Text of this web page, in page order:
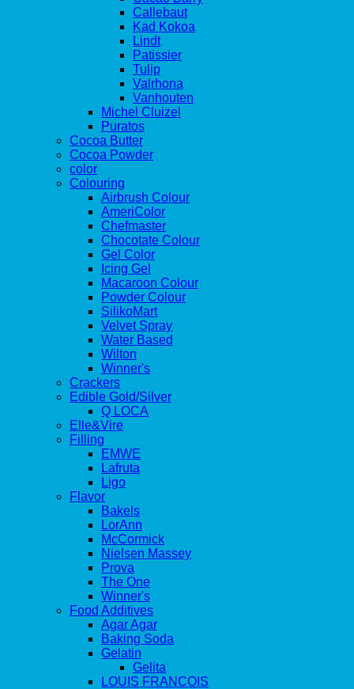
Callebaut
Kad Kokoa
Lindt
Patissier
Tulip
Valrhona
Vanhouten
Michel Cluizel
Puratos
Cocoa Butter
Cocoa Powder
color
Colouring
Airbrush Colour
AmeriColor
Chefmaster
Chocotate Colour
Gel Color
Icing Gel
Macaroon Colour
Powder Colour
SilikoMart
Velvet Spray
Water Based
Wilton
Winner's
Crackers
Edible Gold/Silver
Q LOCA
Elle&Vire
Filling
EMWE
Lafruta
Ligo
Flavor
Bakels
LorAnn
McCormick
Nielsen Massey
Prova
The One
Winner's
Food Additives
Agar Agar
Baking Soda
Gelatin
Gelita
LOUIS FRANCOIS